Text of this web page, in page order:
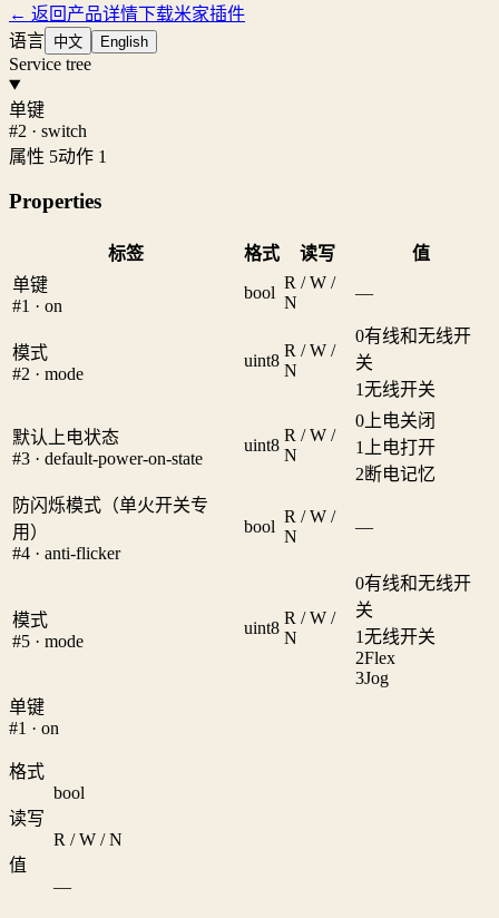
← 返回产品详情下载米家插件
语言 中文 English
Service tree
单键
#2 · switch
属性 5动作 1
Properties
标签 格式 读写
值
单键
#1 · on
bool
R / W /
N
—
模式
#2 · mode
uint8
R / W /
N
0有线和无线开
关
1无线开关
默认上电状态
#3 · default-power-on-state
uint8
R / W /
N
0 上电关闭
1
上电打开
2断电记忆
防闪烁模式（单火开关专
用）
#4 · anti-flicker
bool
R / W /
N
—
模式
#5 · mode
uint8
R / W /
N
0有线和无线开
关
1无线开关
2Flex
3Jog
单键
#1 · on
格式
bool
读写
R / W / N
值
—